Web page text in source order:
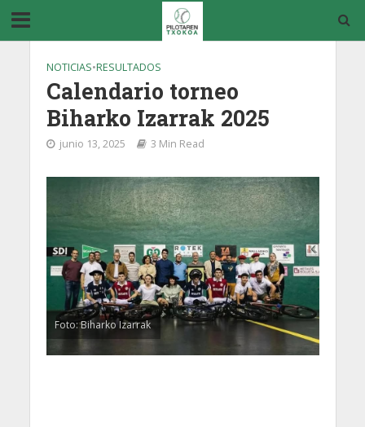
NOTICIAS•RESULTADOS
Calendario torneo
Biharko Izarrak 2025
junio 13, 2025 3 Min Read
Foto: Biharko Izarrak